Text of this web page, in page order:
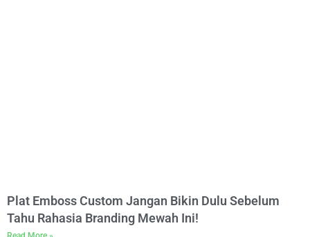
Plat Emboss Custom Jangan Bikin Dulu Sebelum
Tahu Rahasia Branding Mewah Ini!